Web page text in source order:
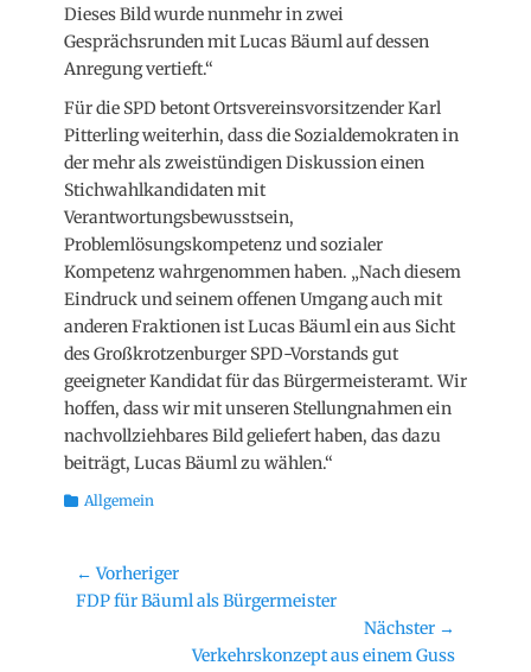
Dieses Bild wurde nunmehr in zwei
Gesprächsrunden mit Lucas Bäuml auf dessen
Anregung vertieft.“
Für die SPD betont Ortsvereinsvorsitzender Karl
Pitterling weiterhin, dass die Sozialdemokraten in
der mehr als zweistündigen Diskussion einen
Stichwahlkandidaten mit
Verantwortungsbewusstsein,
Problemlösungskompetenz und sozialer
Kompetenz wahrgenommen haben. „Nach diesem
Eindruck und seinem offenen Umgang auch mit
anderen Fraktionen ist Lucas Bäuml ein aus Sicht
des Großkrotzenburger SPD-Vorstands gut
geeigneter Kandidat für das Bürgermeisteramt. Wir
hoffen, dass wir mit unseren Stellungnahmen ein
nachvollziehbares Bild geliefert haben, das dazu
beiträgt, Lucas Bäuml zu wählen.“
Kategorien
Allgemein
Beitragsnavigation
← Vorheriger
Vorheriger
FDP für Bäuml als Bürgermeister
Nächster →
Verkehrskonzept aus einem Guss